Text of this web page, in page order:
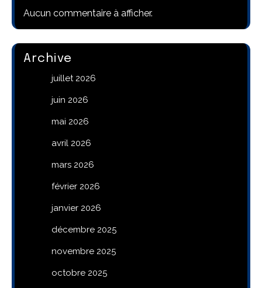
Aucun commentaire à afficher.
Archive
juillet 2026
juin 2026
mai 2026
avril 2026
mars 2026
février 2026
janvier 2026
décembre 2025
novembre 2025
octobre 2025